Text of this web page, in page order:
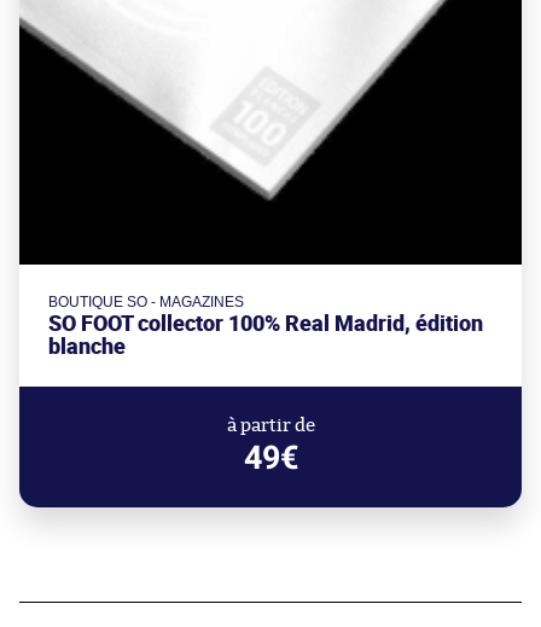
BOUTIQUE SO - MAGAZINES
SO FOOT collector 100% Real Madrid, édition
blanche
à partir de
49€